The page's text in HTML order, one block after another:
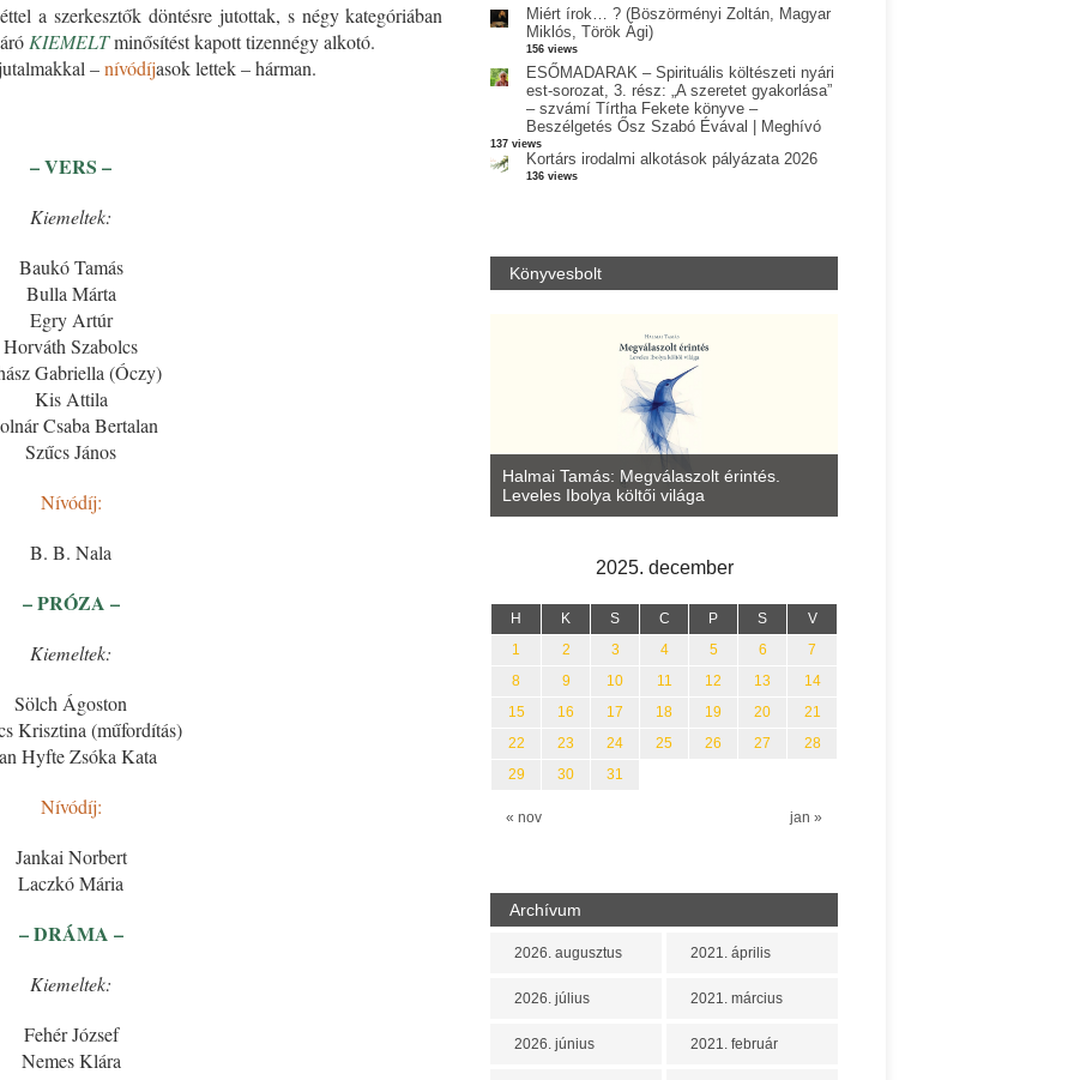
a szerkesztők döntésre jutottak, s négy kategóriában
KIEMELTminősítést kapott tizennégy alkotó.
–nívódíjasok lettek – hárman.
– VERS –
Kiemeltek:
Baukó Tamás
Bulla Márta
Egry Artúr
Horváth Szabolcs
Gabriella (Óczy)
Kis Attila
Csaba Bertalan
Szűcs János
Nívódíj:
B. B. Nala
– PRÓZA –
Kiemeltek:
Sölch Ágoston
Krisztina (műfordítás)
Hyfte Zsóka Kata
Nívódíj:
Jankai Norbert
Laczkó Mária
– DRÁMA –
Kiemeltek:
Fehér József
Nemes Klára
Miért írok… ? (Böszörményi Zoltán, Magyar
Miklós, Török Ági)
156 views
ESŐMADARAK – Spirituális költészeti nyári
est-sorozat, 3. rész: „A szeretet gyakorlása”
– szvámí Tírtha Fekete könyve –
Beszélgetés Ősz Szabó Évával | Meghívó
137 views
Kortárs irodalmi alkotások pályázata 2026
136 views
Könyvesbolt
Halmai Tamás: Megválaszolt érintés.
Leveles Ibolya költői világa
2025. december
H K S C P S V
« nov jan »
1 2 3 4 5 6
7
8
9 10 11 12 13
14
15
16 17 18 19 20
21
22
23 24 25 26 27
28
29
30 31
Archívum
2026. augusztus
2026. július
2026. június
2021. április
2021. március
2021. február